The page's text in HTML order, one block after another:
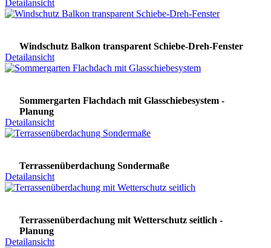
Detailansicht
Windschutz Balkon transparent Schiebe-Dreh-Fenster
Detailansicht
Sommergarten Flachdach mit Glasschiebesystem -
Planung
Detailansicht
Terrassenüberdachung Sondermaße
Detailansicht
Terrassenüberdachung mit Wetterschutz seitlich -
Planung
Detailansicht